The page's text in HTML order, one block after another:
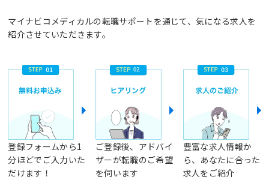
マイナビコメディカルの転職サポートを通じて、気になる求人を
紹介させていただきます。
登録フォームから1
分ほどでご入力いた
だけます！
ご登録後、アドバイ
ザーが転職のご希望
を伺います
豊富な求人情報か
ら、あなたに合った
求人をご紹介